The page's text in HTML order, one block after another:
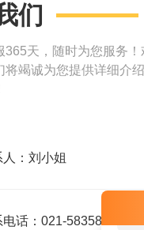
们
365天，随时为您服务
将竭诚为您提供详细介
人：刘小姐
话：021-58358157